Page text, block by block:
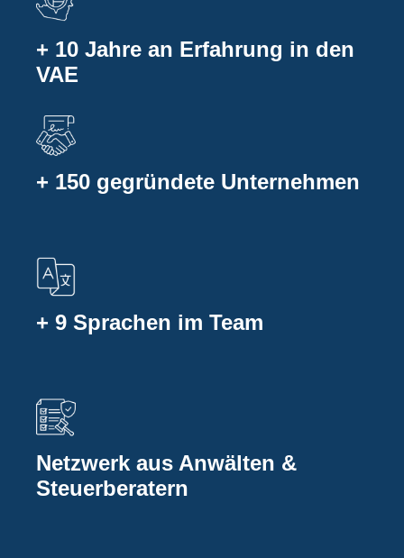
+ 10 Jahre an Erfahrung in den
VAE
+ 150 gegründete Unternehmen
+ 9 Sprachen im Team
Netzwerk aus Anwälten &
Steuerberatern